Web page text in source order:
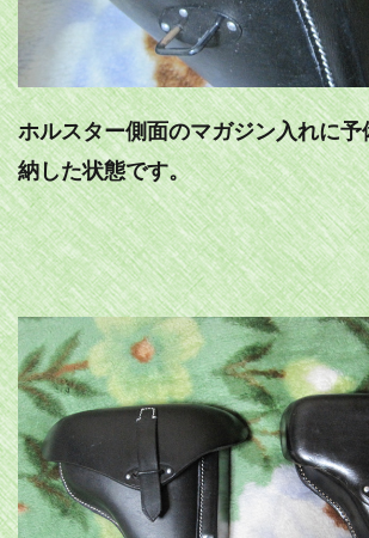
ホルスター側面のマガジン入れに
納した状態です。